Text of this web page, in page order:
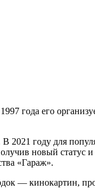
года его
2021 году для
новый статус
«Гараж».
— кинокартин,